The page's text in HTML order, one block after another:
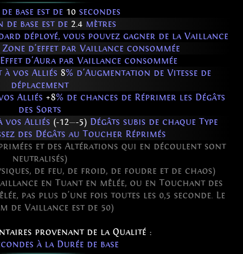
base est de 10 secondes
de base est de 2.4 mètres
déployé, vous pouvez gagner de la Vaillance
Zone d'effet par Vaillance consommée
d'Aura par Vaillance consommée
à vos Alliés 8% d'Augmentation de Vitesse de
déplacement
Alliés +8% de chances de Réprimer les Dégâts
des Sorts
vos Alliés (-12—-5) Dégâts subis de chaque Type
des Dégâts au Toucher Réprimés
et des Altérations qui en découlent sont
neutralisés)
de feu, de froid, de foudre et de chaos)
en Tuant en mêlée, ou en Touchant des
pas plus d'une fois toutes les 0,5 seconde. Le
de Vaillance est de 50)
provenant de la Qualité :
à la Durée de base